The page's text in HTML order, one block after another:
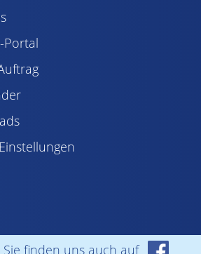
Portal
Sie finden uns auch auf